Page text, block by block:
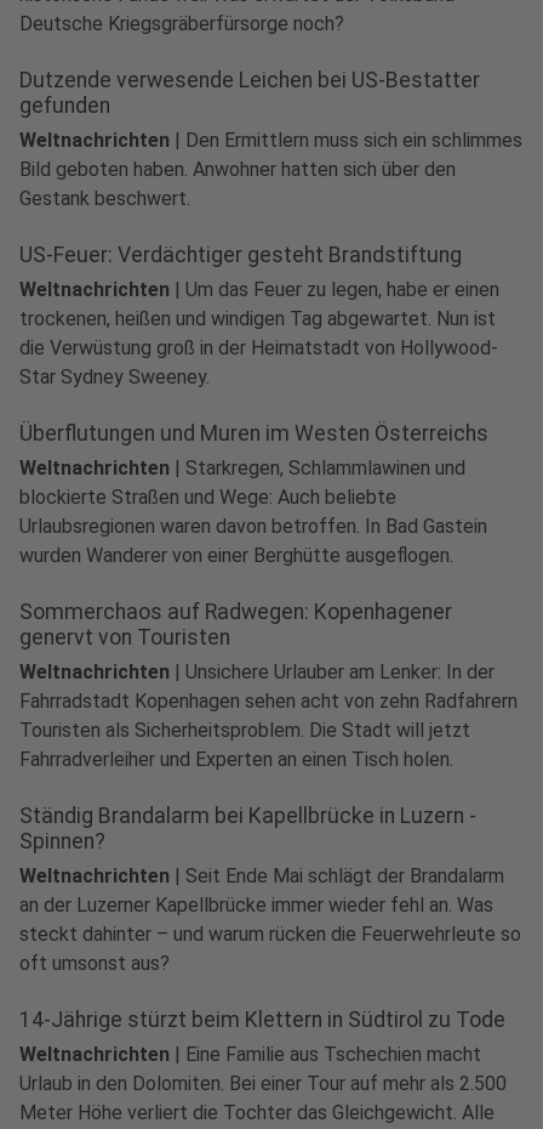
Deutsche Kriegsgräberfürsorge noch?
Dutzende verwesende Leichen bei US-Bestatter
gefunden
Weltnachrichten | Den Ermittlern muss sich ein schlimmes
Bild geboten haben. Anwohner hatten sich über den
Gestank beschwert.
US-Feuer: Verdächtiger gesteht Brandstiftung
Weltnachrichten | Um das Feuer zu legen, habe er einen
trockenen, heißen und windigen Tag abgewartet. Nun ist
die Verwüstung groß in der Heimatstadt von Hollywood-
Star Sydney Sweeney.
Überflutungen und Muren im Westen Österreichs
Weltnachrichten | Starkregen, Schlammlawinen und
blockierte Straßen und Wege: Auch beliebte
Urlaubsregionen waren davon betroffen. In Bad Gastein
wurden Wanderer von einer Berghütte ausgeflogen.
Sommerchaos auf Radwegen: Kopenhagener
genervt von Touristen
Weltnachrichten | Unsichere Urlauber am Lenker: In der
Fahrradstadt Kopenhagen sehen acht von zehn Radfahrern
Touristen als Sicherheitsproblem. Die Stadt will jetzt
Fahrradverleiher und Experten an einen Tisch holen.
Ständig Brandalarm bei Kapellbrücke in Luzern -
Spinnen?
Weltnachrichten | Seit Ende Mai schlägt der Brandalarm
an der Luzerner Kapellbrücke immer wieder fehl an. Was
steckt dahinter – und warum rücken die Feuerwehrleute so
oft umsonst aus?
14-Jährige stürzt beim Klettern in Südtirol zu Tode
Weltnachrichten | Eine Familie aus Tschechien macht
Urlaub in den Dolomiten. Bei einer Tour auf mehr als 2.500
Meter Höhe verliert die Tochter das Gleichgewicht. Alle